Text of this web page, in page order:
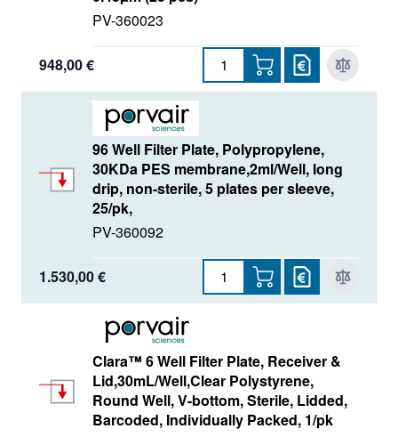
PV-360023
948,00 €
96 Well Filter Plate, Polypropylene,
30KDa PES membrane,2ml/Well, long
drip, non-sterile, 5 plates per sleeve,
25/pk,
PV-360092
1.530,00 €
Clara™ 6 Well Filter Plate, Receiver &
Lid,30mL/Well,Clear Polystyrene,
Round Well, V-bottom, Sterile, Lidded,
Barcoded, Individually Packed, 1/pk